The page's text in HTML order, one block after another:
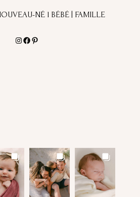
NÉ l BÉBÉ | FAMILLE
Instagram
Facebook
Pinterest